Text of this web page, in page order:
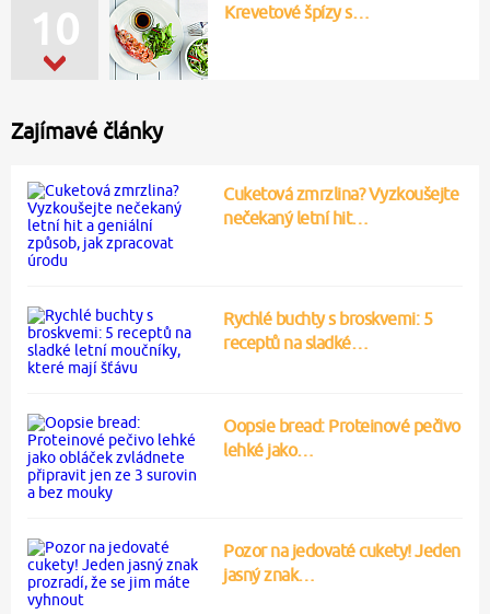
10 Krevetové špízy s…
Zajímavé články
Cuketová zmrzlina? Vyzkoušejte
nečekaný letní hit…
Rychlé buchty s broskvemi: 5
receptů na sladké…
Oopsie bread: Proteinové pečivo
lehké jako…
Pozor na jedovaté cukety! Jeden
jasný znak…